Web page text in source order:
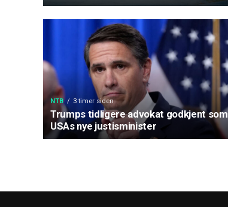
NTB 3 timer siden
Trumps tidligere advokat godkjent som
USAs nye justisminister